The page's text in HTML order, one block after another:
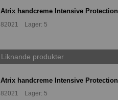
Atrix handcreme Intensive Protection
82021 Lager: 5
Liknande produkter
Atrix handcreme Intensive Protection
82021 Lager: 5